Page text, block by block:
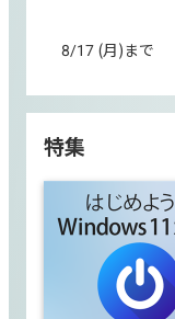
8/17 (月)まで
特集